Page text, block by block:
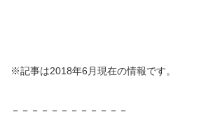
※記事は2018年6月現在の情報です。
－－－－－－－－－－－－